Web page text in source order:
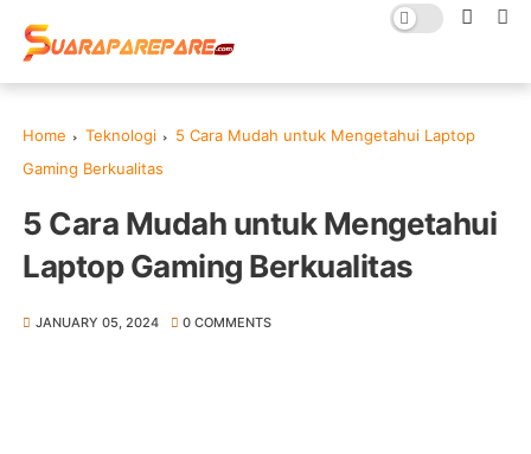
Home Teknologi
5 Cara Mudah untuk Mengetahui Laptop
Gaming Berkualitas
5 Cara Mudah untuk Mengetahui
Laptop Gaming Berkualitas
JANUARY 05, 2024 0 COMMENTS